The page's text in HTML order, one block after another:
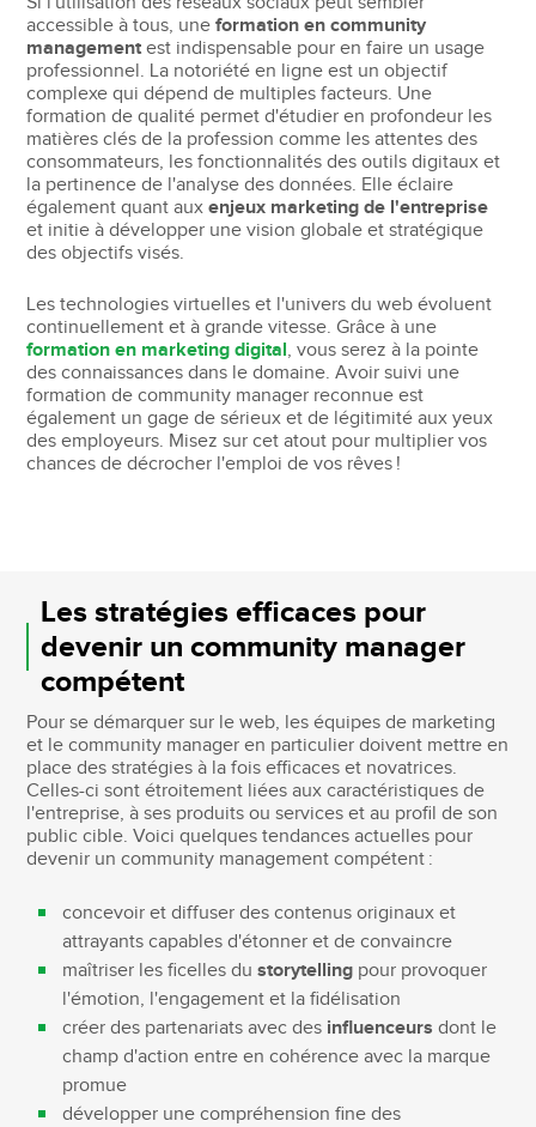
accessible à tous, uneformation en community
management est indispensable pour en faire un usage
professionnel. La notoriété en ligne est un objectif
complexe qui dépend de multiples facteurs. Une
formation de qualité permet d'étudier en profondeur les
matières clés de la profession comme les attentes des
consommateurs, les fonctionnalités des outils digitaux et
la pertinence de l'analyse des données. Elle éclaire
également quant auxenjeux marketing de l'entreprise
et initie à développer une vision globale et stratégique
des objectifs visés.
Les technologies virtuelles et l'univers du web évoluent
continuellement et à grande vitesse. Grâce à une
formation en marketing digital, vous serez à la pointe
des connaissances dans le domaine. Avoir suivi une
formation de community manager reconnue est
également un gage de sérieux et de légitimité aux yeux
des employeurs. Misez sur cet atout pour multiplier vos
chances de décrocher l'emploi de vos rêves !
Les stratégies efficaces pour
devenir un community manager
compétent
Pour se démarquer sur le web, les équipes de marketing
et le community manager en particulier doivent mettre en
place des stratégies à la fois efficaces et novatrices.
Celles-ci sont étroitement liées aux caractéristiques de
l'entreprise, à ses produits ou services et au profil de son
public cible. Voici quelques tendances actuelles pour
devenir un community management compétent :
concevoir et diffuser des contenus originaux et
attrayants capables d'étonner et de convaincre
maîtriser les ficelles dustorytelling pour provoquer
l'émotion, l'engagement et la fidélisation
créer des partenariats avec des influenceurs dont le
champ d'action entre en cohérence avec la marque
promue
développer une compréhension fine des